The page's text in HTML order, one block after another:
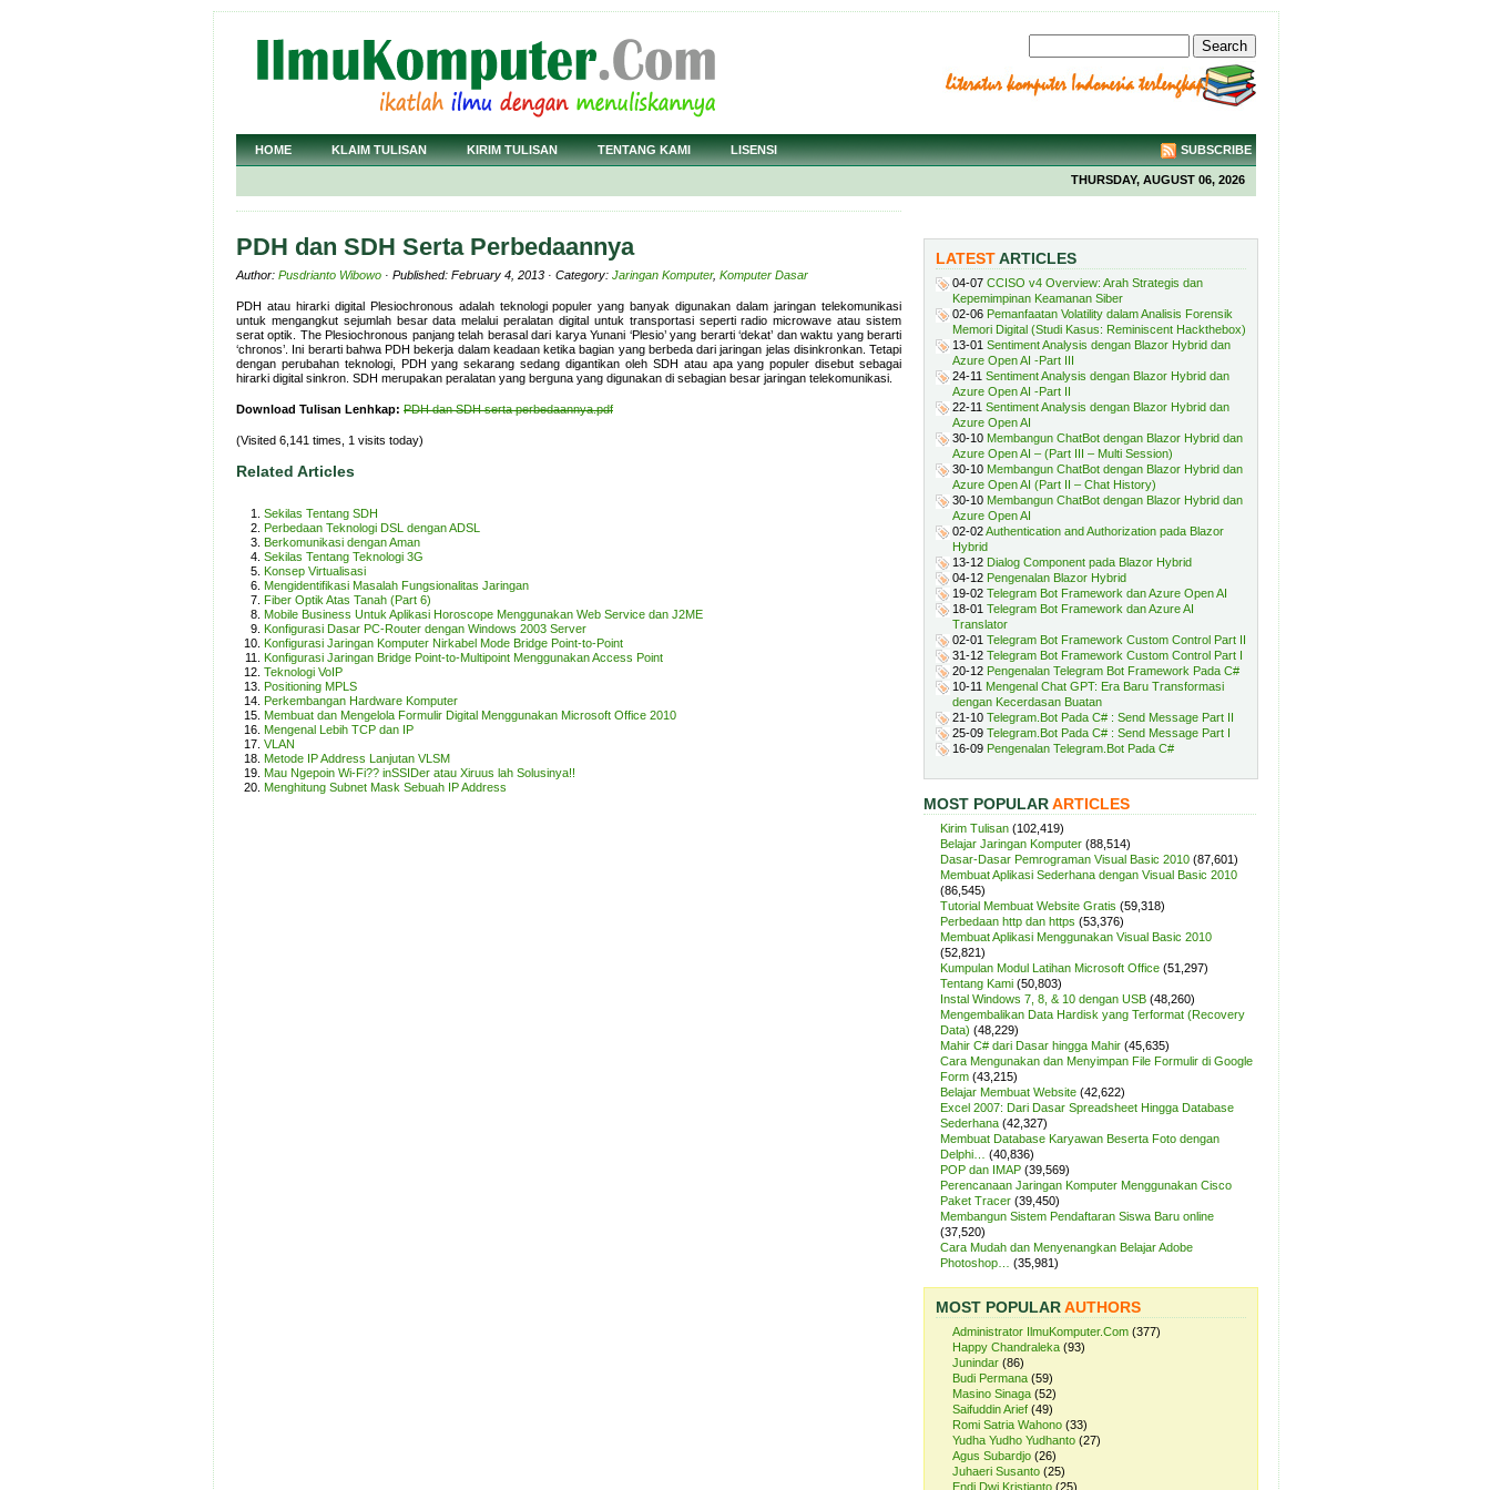
HOME KLAIM TULISAN KIRIM TULISAN TENTANG KAMI LISENSI SUBSCRIBE
THURSDAY, AUGUST 06, 2026
PDH dan SDH Serta Perbedaannya
Author: Pusdrianto Wibowo · Published: February 4, 2013 · Category: Jaringan Komputer, Komputer Dasar
PDH atau hirarki digital Plesiochronous adalah teknologi populer yang banyak digunakan dalam jaringan telekomunikasi
untuk mengangkut sejumlah besar data melalui peralatan digital untuk transportasi seperti radio microwave atau sistem
serat optik. The Plesiochronous panjang telah berasal dari karya Yunani ‘Plesio’ yang berarti ‘dekat’ dan waktu yang berarti
‘chronos’. Ini berarti bahwa PDH bekerja dalam keadaan ketika bagian yang berbeda dari jaringan jelas disinkronkan. Tetapi
dengan perubahan teknologi, PDH yang sekarang sedang digantikan oleh SDH atau apa yang populer disebut sebagai
hirarki digital sinkron. SDH merupakan peralatan yang berguna yang digunakan di sebagian besar jaringan telekomunikasi.
Download Tulisan Lenhkap: PDH dan SDH serta perbedaannya.pdf
(Visited 6,141 times, 1 visits today)
Related Articles
Sekilas Tentang SDH
Perbedaan Teknologi DSL dengan ADSL
Berkomunikasi dengan Aman
Sekilas Tentang Teknologi 3G
Konsep Virtualisasi
Mengidentifikasi Masalah Fungsionalitas Jaringan
Fiber Optik Atas Tanah (Part 6)
Mobile Business Untuk Aplikasi Horoscope Menggunakan Web Service dan J2ME
Konfigurasi Dasar PC-Router dengan Windows 2003 Server
Konfigurasi Jaringan Komputer Nirkabel Mode Bridge Point-to-Point
Konfigurasi Jaringan Bridge Point-to-Multipoint Menggunakan Access Point
Teknologi VoIP
Positioning MPLS
Perkembangan Hardware Komputer
Membuat dan Mengelola Formulir Digital Menggunakan Microsoft Office 2010
Mengenal Lebih TCP dan IP
VLAN
Metode IP Address Lanjutan VLSM
Mau Ngepoin Wi-Fi?? inSSIDer atau Xiruus lah Solusinya!!
Menghitung Subnet Mask Sebuah IP Address
LATESTARTICLES
04-07 CCISO v4 Overview: Arah Strategis dan
Kepemimpinan Keamanan Siber
02-06 Pemanfaatan Volatility dalam Analisis Forensik
Memori Digital (Studi Kasus: Reminiscent Hackthebox)
13-01 Sentiment Analysis dengan Blazor Hybrid dan
Azure Open AI -Part III
24-11 Sentiment Analysis dengan Blazor Hybrid dan
Azure Open AI -Part II
22-11 Sentiment Analysis dengan Blazor Hybrid dan
Azure Open AI
30-10 Membangun ChatBot dengan Blazor Hybrid dan
Azure Open AI – (Part III – Multi Session)
30-10 Membangun ChatBot dengan Blazor Hybrid dan
Azure Open AI (Part II – Chat History)
30-10 Membangun ChatBot dengan Blazor Hybrid dan
Azure Open AI
02-02Authentication and Authorization pada Blazor
Hybrid
13-12 Dialog Component pada Blazor Hybrid
04-12 Pengenalan Blazor Hybrid
19-02 Telegram Bot Framework dan Azure Open AI
18-01 Telegram Bot Framework dan Azure AI
Translator
02-01 Telegram Bot Framework Custom Control Part II
31-12 Telegram Bot Framework Custom Control Part I
20-12 Pengenalan Telegram Bot Framework Pada C#
10-11 Mengenal Chat GPT: Era Baru Transformasi
dengan Kecerdasan Buatan
21-10 Telegram.Bot Pada C# : Send Message Part II
25-09 Telegram.Bot Pada C# : Send Message Part I
16-09 Pengenalan Telegram.Bot Pada C#
MOST POPULARARTICLES
Kirim Tulisan (102,419)
Belajar Jaringan Komputer (88,514)
Dasar-Dasar Pemrograman Visual Basic 2010 (87,601)
Membuat Aplikasi Sederhana dengan Visual Basic 2010
(86,545)
Tutorial Membuat Website Gratis (59,318)
Perbedaan http dan https (53,376)
Membuat Aplikasi Menggunakan Visual Basic 2010
(52,821)
Kumpulan Modul Latihan Microsoft Office (51,297)
Tentang Kami (50,803)
Instal Windows 7, 8, & 10 dengan USB (48,260)
Mengembalikan Data Hardisk yang Terformat (Recovery
Data) (48,229)
Mahir C# dari Dasar hingga Mahir (45,635)
Cara Mengunakan dan Menyimpan File Formulir di Google
Form (43,215)
Belajar Membuat Website (42,622)
Excel 2007: Dari Dasar Spreadsheet Hingga Database
Sederhana (42,327)
Membuat Database Karyawan Beserta Foto dengan
Delphi…
(40,836)
POP dan IMAP (39,569)
Perencanaan Jaringan Komputer Menggunakan Cisco
Paket Tracer (39,450)
Membangun Sistem Pendaftaran Siswa Baru online
(37,520)
Cara Mudah dan Menyenangkan Belajar Adobe
Photoshop…
(35,981)
MOST POPULARAUTHORS
Administrator IlmuKomputer.Com (377)
Happy Chandraleka (93)
Junindar (86)
Budi Permana (59)
Masino Sinaga (52)
Saifuddin Arief (49)
Romi Satria Wahono (33)
Yudha Yudho Yudhanto (27)
Agus Subardjo (26)
Juhaeri Susanto (25)
Endi Dwi Kristianto (25)